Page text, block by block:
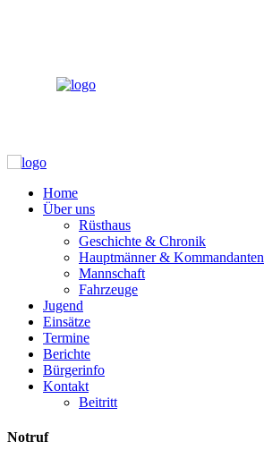
Home
Über uns
Rüsthaus
Geschichte & Chronik
Hauptmänner & Kommandanten
Mannschaft
Fahrzeuge
Jugend
Einsätze
Termine
Berichte
Bürgerinfo
Kontakt
Beitritt
Notruf